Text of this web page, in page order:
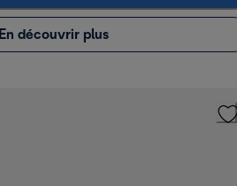
En découvrir plus